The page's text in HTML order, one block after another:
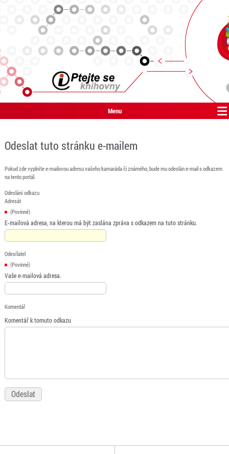
Menu
Odeslat tuto stránku e-mailem
Pokud zde vyplníte e-mailovou adresu vašeho kamaráda či známého, bude mu odeslán e-mail s odkazem
na tento portál.
Odeslání odkazu
Adresát
(Povinné)
E-mailová adresa, na kterou má být zaslána zpráva s odkazem na tuto stránku.
Odesílatel
(Povinné)
Vaše e-mailová adresa.
Komentář
Komentář k tomuto odkazu